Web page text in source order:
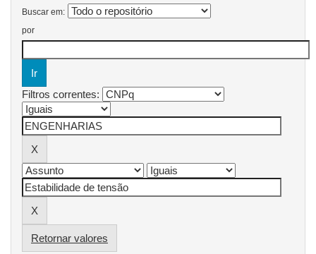
Buscar em:
por
Filtros correntes:
Retornar valores